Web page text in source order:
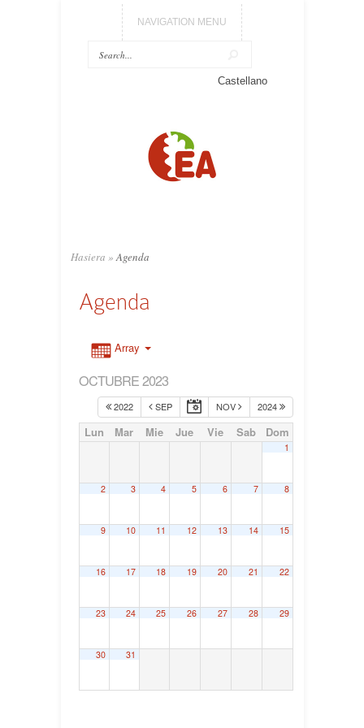
NAVIGATION MENU
Castellano
Hasiera » Agenda
Agenda
Array
OCTUBRE 2023
2022 SEP NOV 2024
Lun Mar Mie Jue Vie Sab Dom
1
2 3 4 5 6 7 8
9 10 11 12 13 14 15
16 17 18 19 20 21 22
23 24 25 26 27 28 29
30 31